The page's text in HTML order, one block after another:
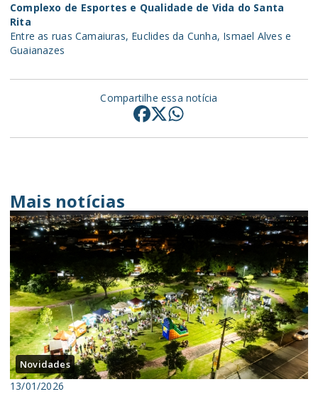
Complexo de Esportes e Qualidade de Vida do Santa
Rita
Entre as ruas Camaiuras, Euclides da Cunha, Ismael Alves e
Guaianazes
Compartilhe essa notícia
Mais notícias
Novidades
13/01/2026